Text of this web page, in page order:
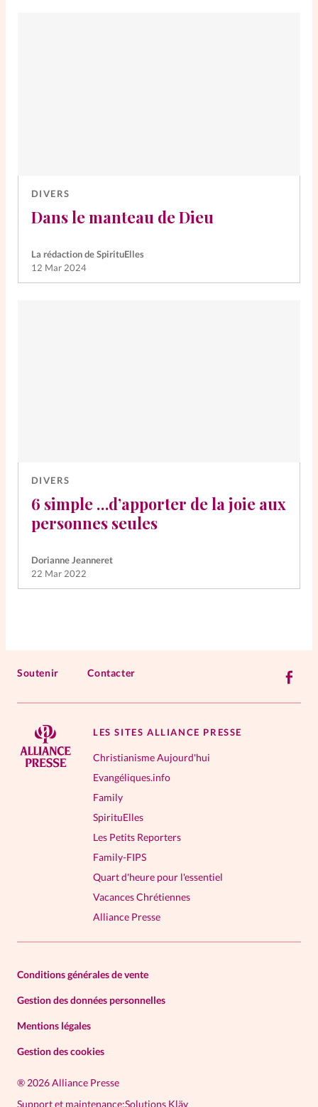
DIVERS
Dans le manteau de Dieu
La rédaction de SpirituElles
12 Mar 2024
DIVERS
6 simple …d’apporter de la joie aux
personnes seules
Dorianne Jeanneret
22 Mar 2022
Soutenir Contacter
LES SITES ALLIANCE PRESSE
Christianisme Aujourd'hui
Evangéliques.info
Family
SpirituElles
Les Petits Reporters
Family-FIPS
Quart d'heure pour l'essentiel
Vacances Chrétiennes
Alliance Presse
Conditions générales de vente
Gestion des données personnelles
Mentions légales
Gestion des cookies
® 2026 Alliance Presse
Support et maintenance:Solutions Kläy